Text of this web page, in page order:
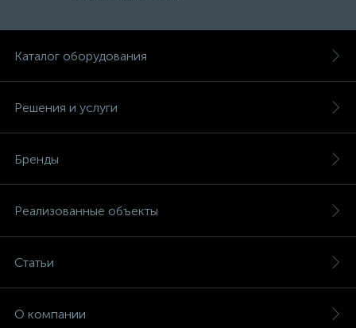
Каталог оборудования
Решения и услуги
Бренды
Реализованные объекты
Статьи
О компании